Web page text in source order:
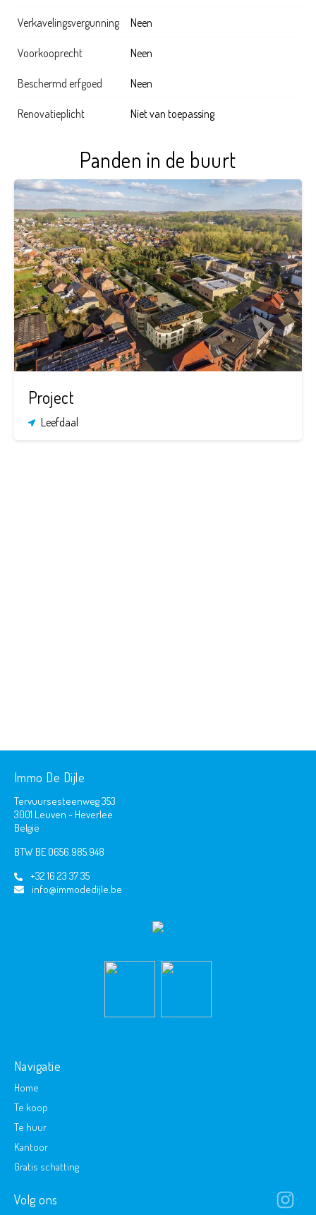
Verkavelingsvergunning Neen
Voorkooprecht Neen
Beschermd erfgoed Neen
Renovatieplicht Niet van toepassing
Panden in de buurt
Project
Leefdaal
Immo De Dijle
Tervuursesteenweg 353
3001 Leuven - Heverlee
België
BTW BE 0656.985.948
+32 16 23 37 35
info@immodedijle.be
Navigatie
Home
Te koop
Te huur
Kantoor
Gratis schatting
Volg ons